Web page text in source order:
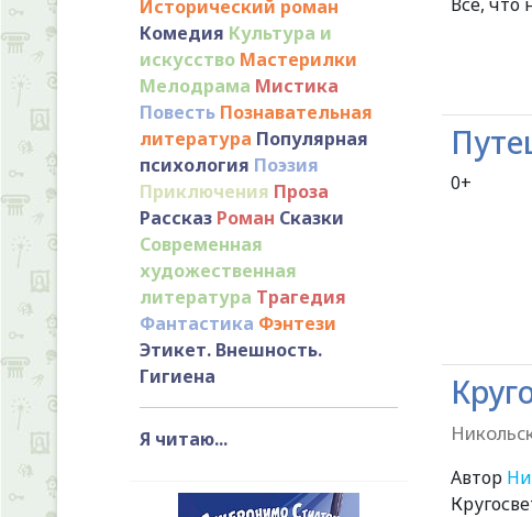
Исторический роман
Комедия Культура и
искусство Мастерилки
Мелодрама Мистика
Повесть Познавательная
литература Популярная
психология Поэзия
Приключения Проза
Рассказ Роман Сказки
Современная
художественная
литература Трагедия
Фантастика Фэнтези
Этикет. Внешность.
Гигиена
Я читаю...
Автор